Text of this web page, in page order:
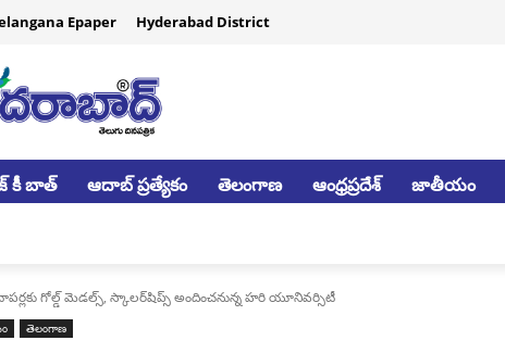
Epaper Hyderabad District
కీ బాత్ ఆదాబ్ ప్రత్యేకం తెలంగాణ ఆంధ్రప్రదేశ్ జాతీయం
గోల్డ్ మెడల్స్, స్కాలర్‌షిప్స్ అందించనున్న హరి యూనివర్సిటీ
తెలంగాణ